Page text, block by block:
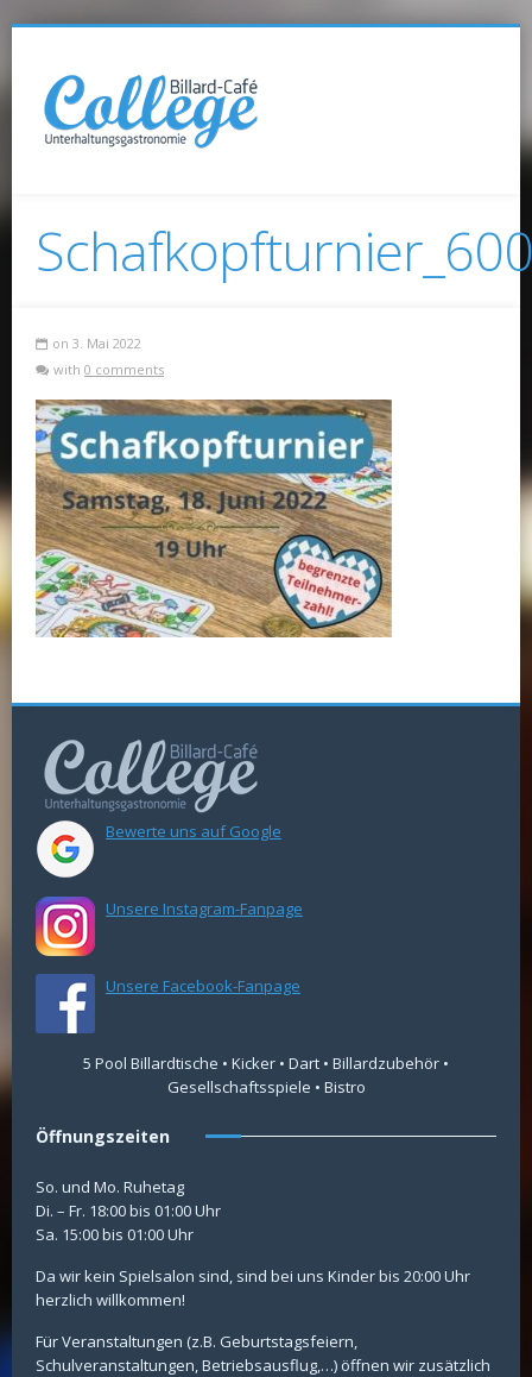
on 3. Mai 2022
with 0 comments
Bewerte uns auf Google
Unsere Instagram-Fanpage
Unsere Facebook-Fanpage
5 Pool Billardtische • Kicker • Dart • Billardzubehör •
Gesellschaftsspiele • Bistro
Öffnungszeiten
So. und Mo. Ruhetag
Di. – Fr. 18:00 bis 01:00 Uhr
Sa. 15:00 bis 01:00 Uhr
Da wir kein Spielsalon sind, sind bei uns Kinder bis 20:00 Uhr
herzlich willkommen!
Für Veranstaltungen (z.B. Geburtstagsfeiern,
Schulveranstaltungen, Betriebsausflug,…) öffnen wir zusätzlich